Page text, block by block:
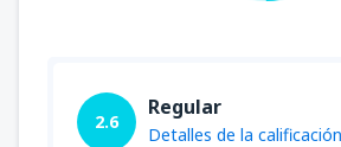
2.6
Regular
Detalles de la calificación